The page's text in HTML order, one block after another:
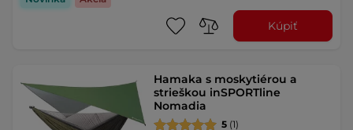
Kúpiť
Hamaka s moskytiérou a
strieškou inSPORTline
Nomadia
5 (1)